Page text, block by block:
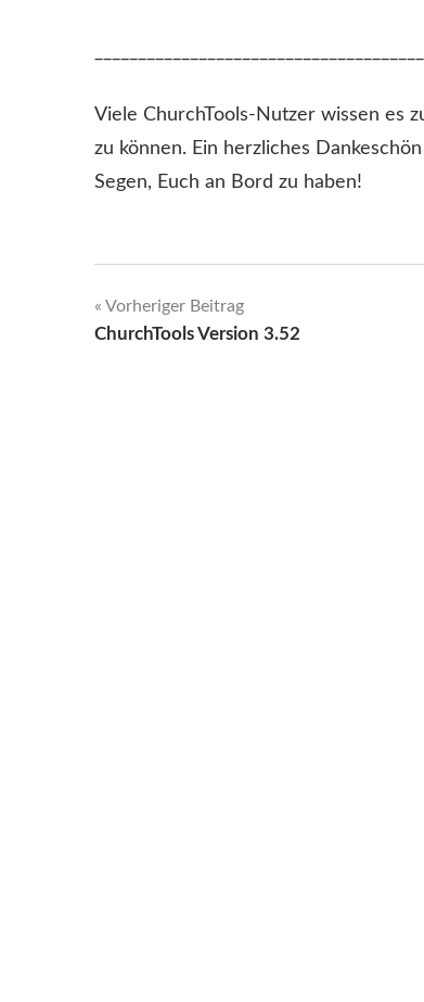
Viele ChurchTools-Nutzer wissen es
zu können. Ein herzliches
Segen, Euch an Bord zu haben!
Beitragsnavigation
Vorheriger Beitrag
ChurchTools Version 3.52